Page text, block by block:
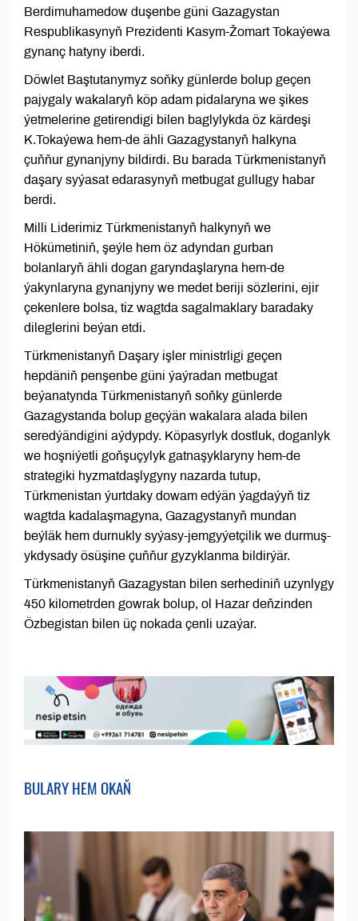
Berdimuhamedow duşenbe güni Gazagystan
Respublikasynyň Prezidenti Kasym-Žomart Tokaýewa
gynanç hatyny iberdi.
Döwlet Baştutanymyz soňky günlerde bolup geçen
pajygaly wakalaryň köp adam pidalaryna we şikes
ýetmelerine getirendigi bilen baglylykda öz kärdeşi
K.Tokaýewa hem-de ähli Gazagystanyň halkyna
çuňňur gynanjyny bildirdi. Bu barada Türkmenistanyň
daşary syýasat edarasynyň metbugat gullugy habar
berdi.
Milli Liderimiz Türkmenistanyň halkynyň we
Hökümetiniň, şeýle hem öz adyndan gurban
bolanlaryň ähli dogan garyndaşlaryna hem-de
ýakynlaryna gynanjyny we medet beriji sözlerini, ejir
çekenlere bolsa, tiz wagtda sagalmaklary baradaky
dileglerini beýan etdi.
Türkmenistanyň Daşary işler ministrligi geçen
hepdäniň penşenbe güni ýaýradan metbugat
beýanatynda Türkmenistanyň soňky günlerde
Gazagystanda bolup geçýän wakalara alada bilen
seredýändigini aýdypdy. Köpasyrlyk dostluk, doganlyk
we hoşniýetli goňşuçylyk gatnaşyklaryny hem-de
strategiki hyzmatdaşlygyny nazarda tutup,
Türkmenistan ýurtdaky dowam edýän ýagdaýyň tiz
wagtda kadalaşmagyna, Gazagystanyň mundan
beýläk hem durnukly syýasy-jemgyýetçilik we durmuş-
ykdysady ösüşine çuňňur gyzyklanma bildirýär.
Türkmenistanyň Gazagystan bilen serhediniň uzynlygy
450 kilometrden gowrak bolup, ol Hazar deňzinden
Özbegistan bilen üç nokada çenli uzaýar.
BULARY HEM OKAŇ